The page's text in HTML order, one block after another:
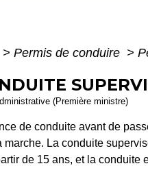
> Permis de conduire >
(Première ministre)
de conduite avant de
La conduite
de 15 ans, et la conduite